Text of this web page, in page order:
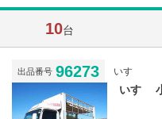
10台
出品番号 96273 いすゞ
いすゞ